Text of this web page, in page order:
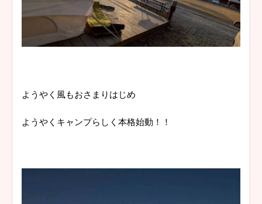
ようやく風もおさまりはじめ
ようやくキャンプらしく本格始動！！